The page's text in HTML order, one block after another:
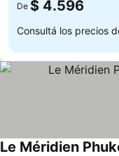
De $ 4.596
Consultá los precios
Le Méridien